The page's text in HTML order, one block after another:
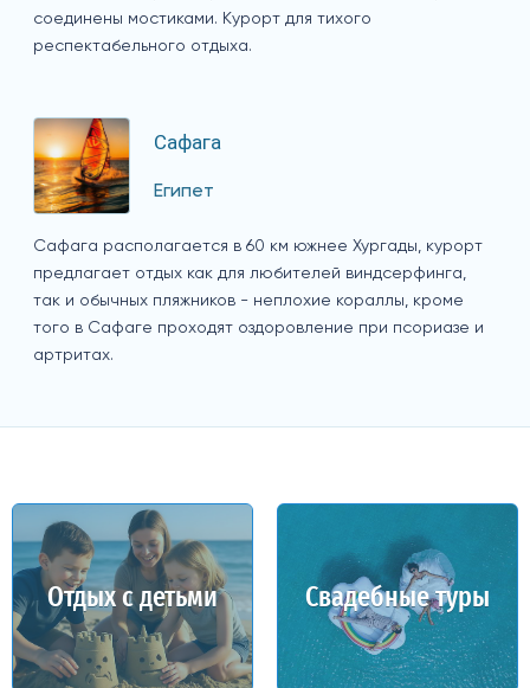
соединены мостиками. Курорт для тихого
респектабельного отдыха.
Сафага
Египет
Сафага располагается в 60 км южнее Хургады, курорт
предлагает отдых как для любителей виндсерфинга,
так и обычных пляжников - неплохие кораллы, кроме
того в Сафаге проходят оздоровление при псориазе и
артритах.
Отдых с детьми Свадебные туры